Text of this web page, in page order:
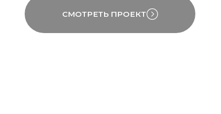
Мы совмещаем скорость модульной
сборки с технологиями капитального
строительства, включая использование
бетона, керамогранита и премиального
инженерного оборудования